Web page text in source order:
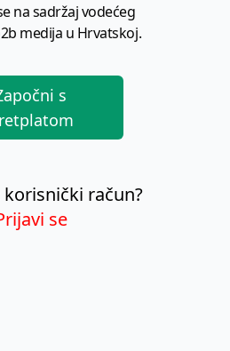
na sadržaj vodećeg
medija u Hrvatskoj.
s
račun?
se